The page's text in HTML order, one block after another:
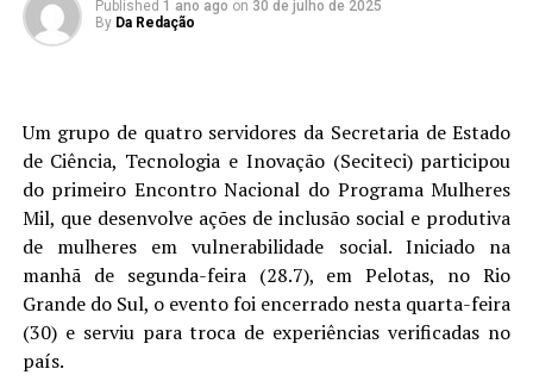
Published 1 ano ago on 30 de julho de 2025
By Da Redação
Um grupo de quatro servidores da Secretaria de Estado
de Ciência, Tecnologia e Inovação (Seciteci) participou
do primeiro Encontro Nacional do Programa Mulheres
Mil, que desenvolve ações de inclusão social e produtiva
de mulheres em vulnerabilidade social. Iniciado na
manhã de segunda-feira (28.7), em Pelotas, no Rio
Grande do Sul, o evento foi encerrado nesta quarta-feira
(30) e serviu para troca de experiências verificadas no
país.